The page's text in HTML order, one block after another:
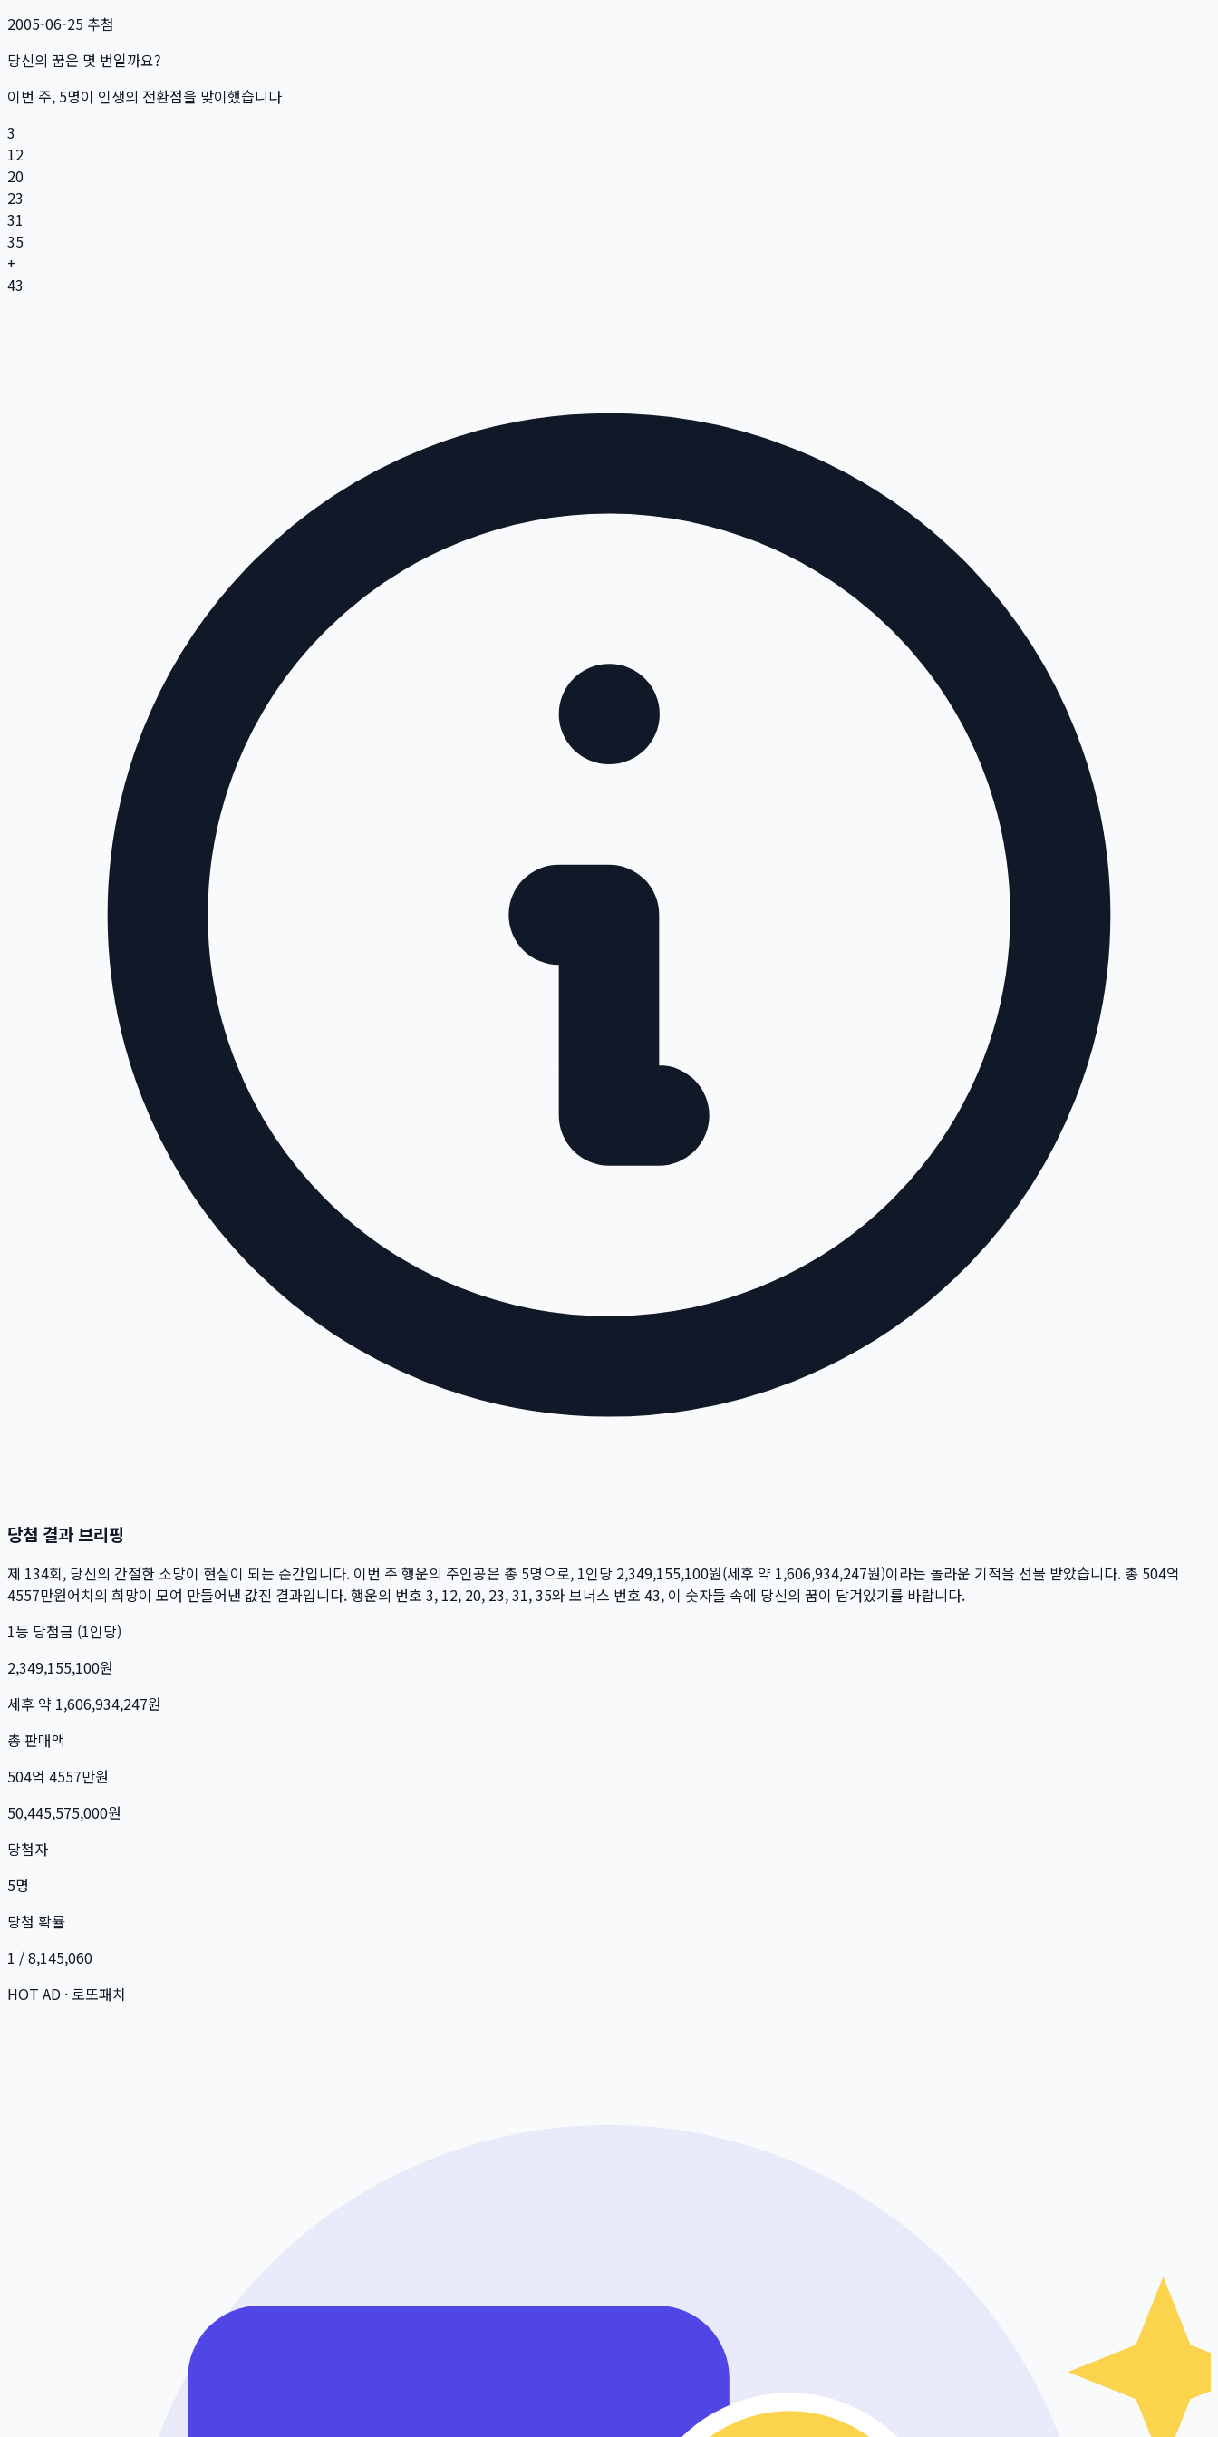
2005-06-25 추첨
당신의 꿈은 몇 번일까요?
이번 주, 5명이 인생의 전환점을 맞이했습니다
3
12
20
23
31
35
+
43
당첨 결과 브리핑
제 134회, 당신의 간절한 소망이 현실이 되는 순간입니다. 이번 주 행운의 주인공은 총 5명으로, 1인당 2,349,155,100원(세후 약 1,606,934,247원)이라는 놀라운 기적을 선물 받았습니다. 총 504억
4557만원어치의 희망이 모여 만들어낸 값진 결과입니다. 행운의 번호 3, 12, 20, 23, 31, 35와 보너스 번호 43, 이 숫자들 속에 당신의 꿈이 담겨있기를 바랍니다.
1등 당첨금 (1인당)
2,349,155,100원
세후 약 1,606,934,247원
총 판매액
504억 4557만원
50,445,575,000원
당첨자
5명
당첨 확률
1 / 8,145,060
HOT AD · 로또패치